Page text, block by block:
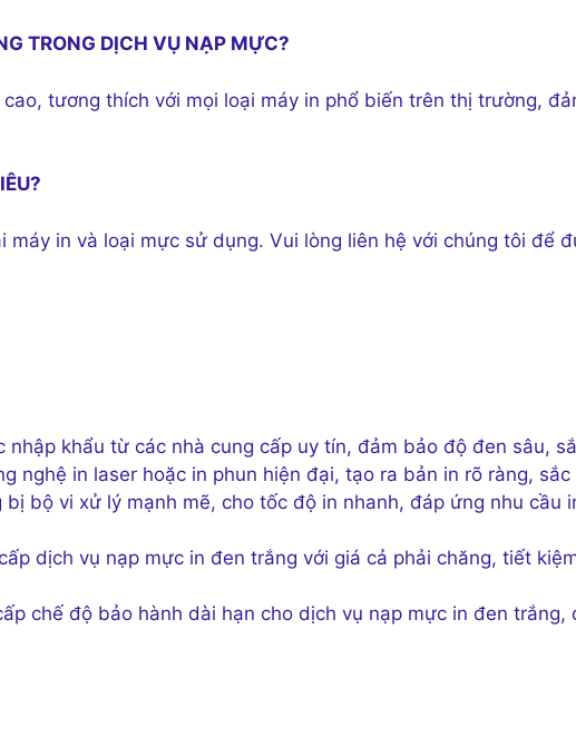
TRONG DỊCH VỤ NẠP MỰC?
tương thích với mọi loại máy in phổ biến trên thị trường,
máy in và loại mực sử dụng. Vui lòng liên hệ với chúng tôi để
khẩu từ các nhà cung cấp uy tín, đảm bảo độ đen sâu,
nghệ in laser hoặc in phun hiện đại, tạo ra bản in rõ ràng, sắc
bộ vi xử lý mạnh mẽ, cho tốc độ in nhanh, đáp ứng nhu cầu
dịch vụ nạp mực in đen trắng với giá cả phải chăng, tiết
chế độ bảo hành dài hạn cho dịch vụ nạp mực in đen trắng,